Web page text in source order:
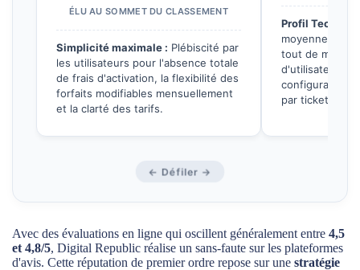
ÉLU AU SOMMET DU CLASSEMENT
Simplicité maximale : Plébiscité par
les utilisateurs pour l'absence totale
de frais d'activation, la flexibilité des
forfaits modifiables mensuellement
et la clarté des tarifs.
Profil Tech :
moyenne des
tout de même
d'utilisateurs
configuration
par ticket.
← Défiler →
Avec des évaluations en ligne qui oscillent généralement entre 4,5
et 4,8/5, Digital Republic réalise un sans-faute sur les plateformes
d'avis. Cette réputation de premier ordre repose sur une stratégie